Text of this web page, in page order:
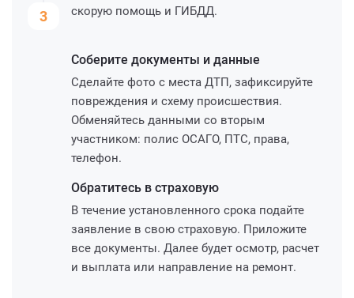
3
скорую помощь и ГИБДД.
Соберите документы и данные
Сделайте фото с места ДТП, зафиксируйте
повреждения и схему происшествия.
Обменяйтесь данными со вторым
участником: полис ОСАГО, ПТС, права,
телефон.
Обратитесь в страховую
В течение установленного срока подайте
заявление в свою страховую. Приложите
все документы. Далее будет осмотр, расчет
и выплата или направление на ремонт.